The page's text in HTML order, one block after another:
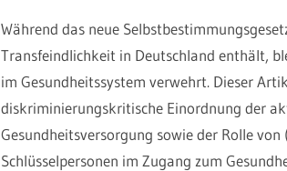
Während das neue
Transfeindlichkeit in Deutschland enthält,
im Gesundheitssystem verwehrt. Dieser
diskriminierungskritische Einordnung der
Gesundheitsversorgung sowie der Rolle
Schlüsselpersonen im Zugang zum